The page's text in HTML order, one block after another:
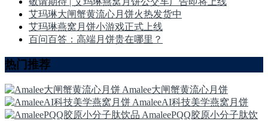
艾玛琳大闸蟹黄流心月饼火热发货中
艾玛琳燕窝月饼小游戏正式上线
百问百答：高端月饼贵在哪里？
热门推荐
Amalee大闸蟹黄流心月饼
AmaleeAI科技美学燕窝月饼
AmaleePQQ胶原小分子肽饮